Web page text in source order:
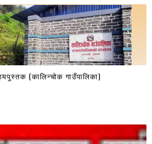
(कालिन्चोक गाउँपालिका)